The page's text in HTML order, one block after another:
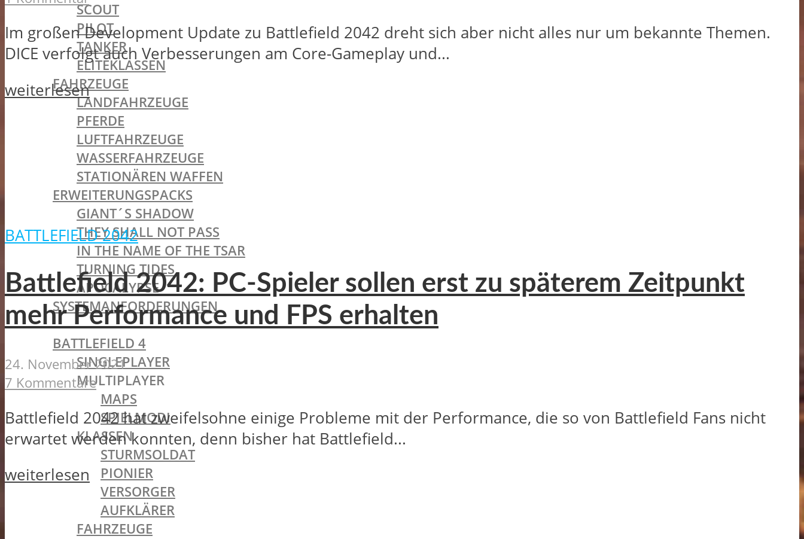
SCOUT
PILOT
TANKER
ELITEKLASSEN
FAHRZEUGE
LANDFAHRZEUGE
PFERDE
LUFTFAHRZEUGE
WASSERFAHRZEUGE
STATIONÄREN WAFFEN
ERWEITERUNGSPACKS
GIANT´S SHADOW
THEY SHALL NOT PASS
IN THE NAME OF THE TSAR
TURNING TIDES
APOCALYPSE
SYSTEMANFORDERUNGEN
BATTLEFIELD OLDIES
BATTLEFIELD 4
SINGLEPLAYER
MULTIPLAYER
MAPS
SPIELMODI
KLASSEN
STURMSOLDAT
PIONIER
VERSORGER
AUFKLÄRER
FAHRZEUGE
Im großen Development Update zu Battlefield 2042 dreht sich aber nicht alles nur um bekannte Themen.
DICE verfolgt auch Verbesserungen am Core-Gameplay und...
weiterlesen
BATTLEFIELD 2042
Battlefield 2042: PC-Spieler sollen erst zu späterem Zeitpunkt
mehr Performance und FPS erhalten
24. November 2021
7 Kommentare
Battlefield 2042 hat zweifelsohne einige Probleme mit der Performance, die so von Battlefield Fans nicht
erwartet werden konnten, denn bisher hat Battlefield...
weiterlesen